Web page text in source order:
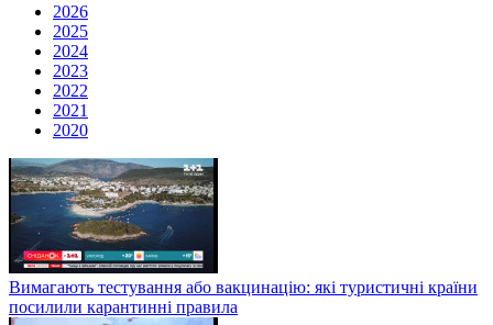
2026
2025
2024
2023
2022
2021
2020
Вимагають тестування або вакцинацію: які туристичні країни
посилили карантинні правила